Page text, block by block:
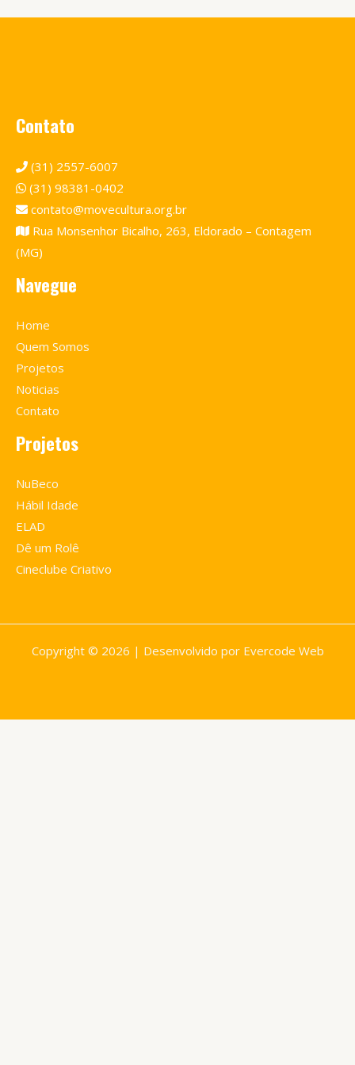
Contato
(31) 2557-6007
(31) 98381-0402
contato@movecultura.org.br
Rua Monsenhor Bicalho, 263, Eldorado – Contagem
(MG)
Navegue
Home
Quem Somos
Projetos
Noticias
Contato
Projetos
NuBeco
Hábil Idade
ELAD
Dê um Rolê
Cineclube Criativo
Copyright © 2026 | Desenvolvido por Evercode Web